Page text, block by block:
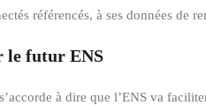
référencés, à ses données de
le futur ENS
à dire que l’ENS va